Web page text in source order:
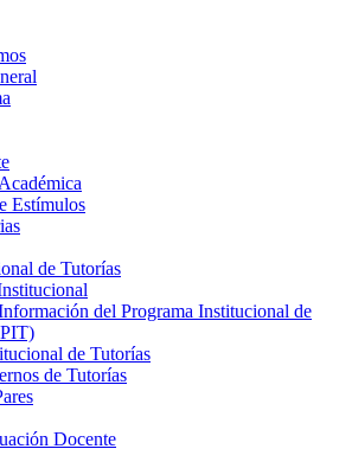
Estímulos
de Tutorías
del Programa Institucional de
de Tutorías
de Tutorías
Docente